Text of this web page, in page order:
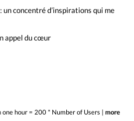
un concentré d’inspirations qui me
appel du cœur
one hour = 200 * Number of Users | more